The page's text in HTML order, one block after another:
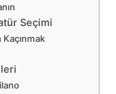
Seçimi